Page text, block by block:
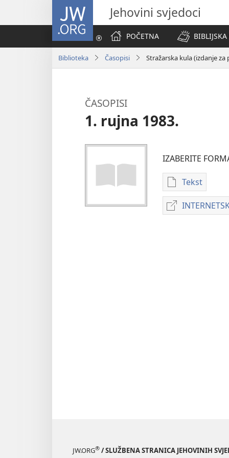
JW.ORG Jehovini svjedoci
POČETNA
BIBLIJSKA
Biblioteka Časopisi Stražarska kula (izdanje
ČASOPISI
1. rujna 1983.
IZABERITE
Tekst
Postavke
naših
JW.ORG® / SLUŽBENA STRANICA JEHOVINIH